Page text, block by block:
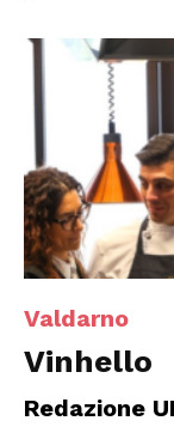
Valdarno
Vinhello
Redazione